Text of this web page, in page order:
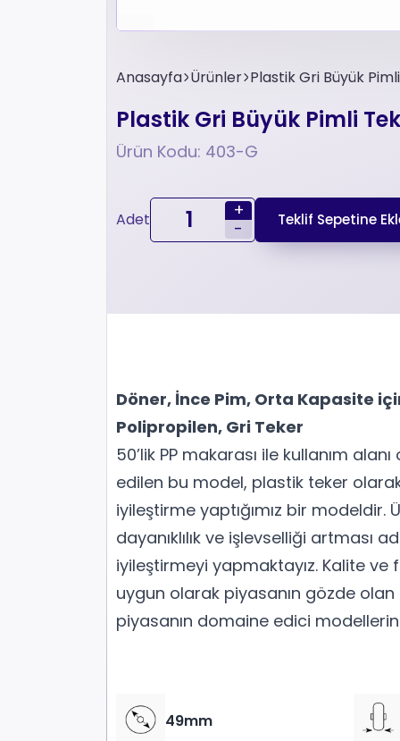
Anasayfa Ürünler Plastik Gri Büyük
Plastik Gri Büyük Pimli
Ürün Kodu: 403-G
Adet
+
-
Teklif Sepetine
Döner, İnce Pim, Orta Kapasite
Polipropilen, Gri Teker
50’lik PP makarası ile kullanım
edilen bu model, plastik teker olarak
iyileştirme yaptığımız bir modeldir.
dayanıklılık ve işlevselliği artması
iyileştirmeyi yapmaktayız. Kalite
uygun olarak piyasanın gözde olan
piyasanın domaine edici
49mm